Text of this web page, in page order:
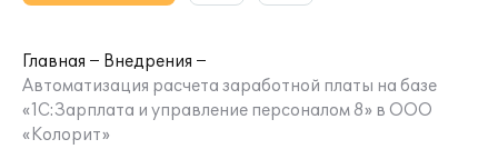
Главная
Внедрения
Автоматизация расчета заработной платы на базе
«1С:Зарплата и управление персоналом 8» в ООО
«Колорит»